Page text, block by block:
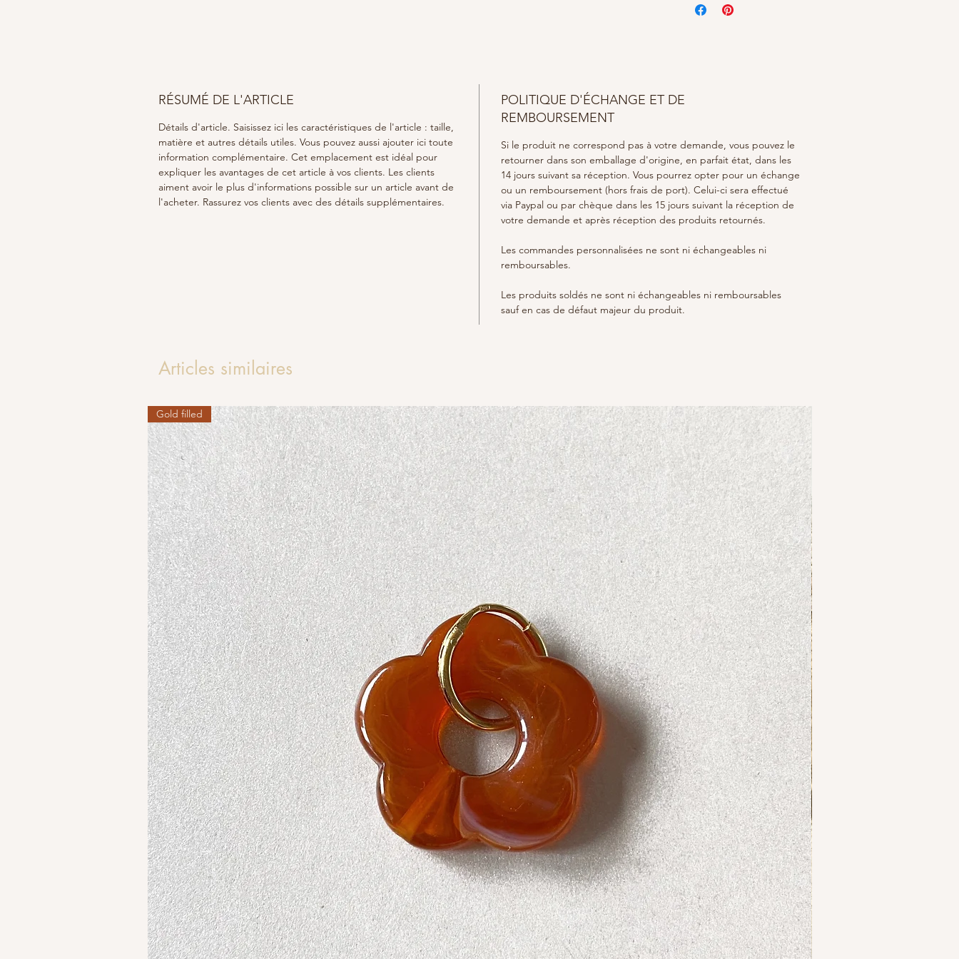
Entretien des bijoux : Éviter les
RÉSUMÉ DE L'ARTICLE
Détails d'article. Saisissez ici les caractéristiques de l'article : taille,
matière et autres détails utiles. Vous pouvez aussi ajouter ici toute
information complémentaire. Cet emplacement est idéal pour
expliquer les avantages de cet article à vos clients. Les clients
aiment avoir le plus d'informations possible sur un article avant de
l'acheter. Rassurez vos clients avec des détails supplémentaires.
POLITIQUE D'ÉCHANGE ET DE
REMBOURSEMENT
Si le produit ne correspond pas à votre demande, vous pouvez le
retourner dans son emballage d'origine, en parfait état, dans les
14 jours suivant sa réception. Vous pourrez opter pour un échange
ou un remboursement (hors frais de port). Celui-ci sera effectué
via Paypal ou par chèque dans les 15 jours suivant la réception de
votre demande et après réception des produits retournés.
Les commandes personnalisées ne sont ni échangeables ni
remboursables.
Les produits soldés ne sont ni échangeables ni remboursables
sauf en cas de défaut majeur du produit.
Articles similaires
Gold filled